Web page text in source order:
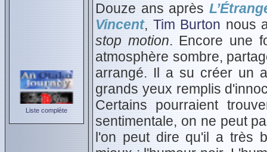
Liste complète
Douze ans après
Vincent, Tim Burton nous
stop motion. Encore une
atmosphère sombre,
arrangé. Il a su créer un
grands yeux remplis
Certains pourraient
sentimentale, on ne peut
l'on peut dire qu'il a très